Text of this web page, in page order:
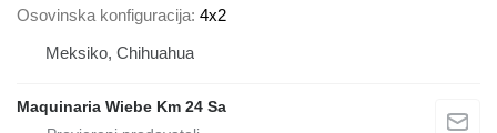
Osovinska konfiguracija 4x2
Meksiko, Chihuahua
Maquinaria Wiebe Km 24 Sa